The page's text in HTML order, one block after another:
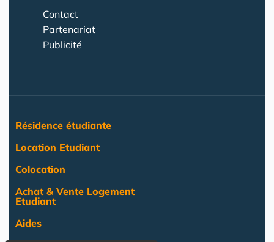
Contact
Partenariat
Publicité
Résidence étudiante
Location Etudiant
Colocation
Achat & Vente Logement
Etudiant
Aides